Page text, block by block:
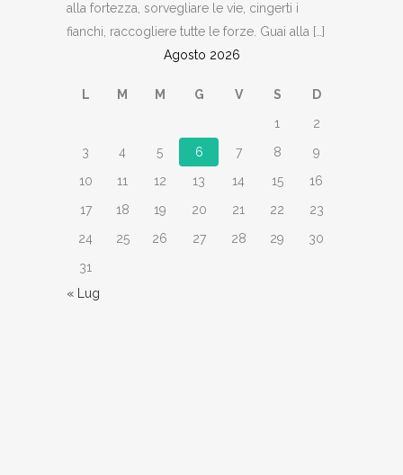
alla fortezza, sorvegliare le vie, cingerti i
fianchi, raccogliere tutte le forze. Guai alla […]
Agosto 2026
L M M G V S
D
1
2
3
4 5 6 7 8
9
10
11 12 13 14 15
16
17
18 19 20 21 22
23
24
25 26 27 28 29
30
31
« Lug